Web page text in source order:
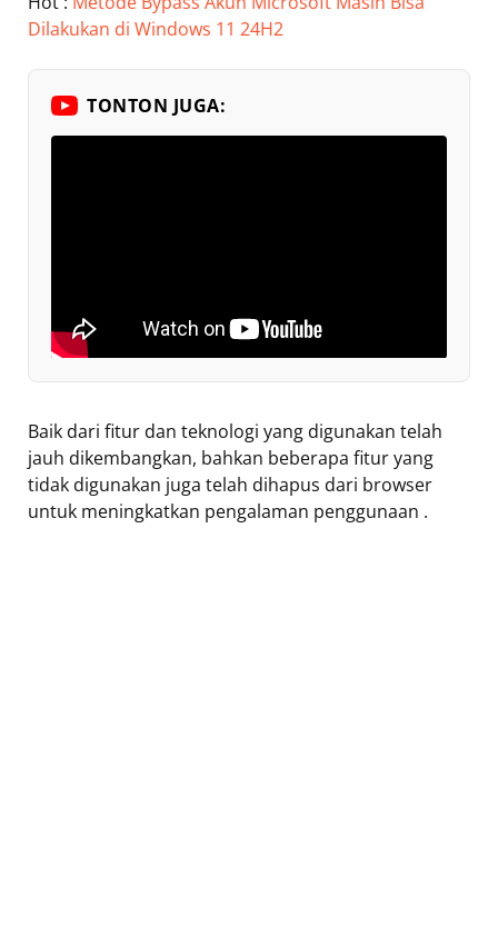
Dilakukan di Windows 11 24H2
TONTON JUGA:
Baik dari fitur dan teknologi yang digunakan telah
jauh dikembangkan, bahkan beberapa fitur yang
tidak digunakan juga telah dihapus dari browser
untuk meningkatkan pengalaman penggunaan .